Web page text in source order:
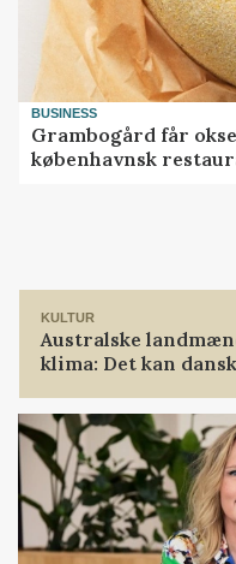
BUSINESS
Grambogård får
københavnsk
KULTUR
Australske
klima: Det kan